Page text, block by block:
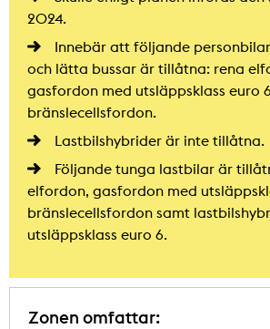
2024.
Innebär att följande
och lätta bussar är tillåtna: rena
gasfordon med utsläppsklass euro
bränslecellsfordon.
Lastbilshybrider är inte tillåtna.
Följande tunga lastbilar är
elfordon, gasfordon med
bränslecellsfordon samt
utsläppsklass euro 6.
Zonen omfattar: